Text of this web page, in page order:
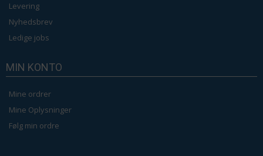
Levering
Nyhedsbrev
Ledige jobs
MIN KONTO
Mine ordrer
Mine Oplysninger
Følg min ordre